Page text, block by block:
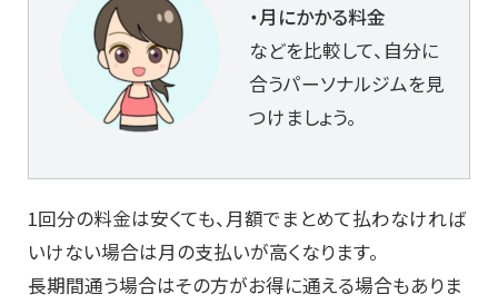
・月にかかる料金
などを比較して、自分に
合うパーソナルジムを見
つけましょう。
1回分の料金は安くても、月額でまとめて払わなければ
いけない場合は月の支払いが高くなります。
長期間通う場合はその方がお得に通える場合もありま